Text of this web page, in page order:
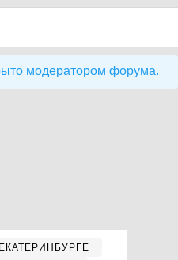
модератором форума.